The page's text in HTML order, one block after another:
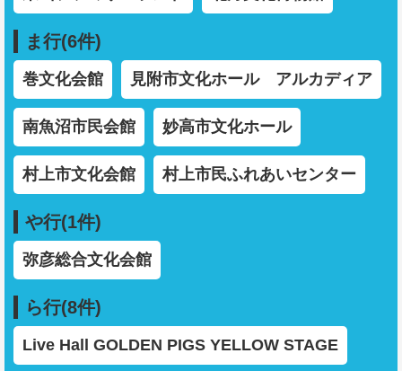
ま行(6件)
巻文化会館 見附市文化ホール アルカディア
南魚沼市民会館 妙高市文化ホール
村上市文化会館 村上市民ふれあいセンター
や行(1件)
弥彦総合文化会館
ら行(8件)
Live Hall GOLDEN PIGS YELLOW STAGE